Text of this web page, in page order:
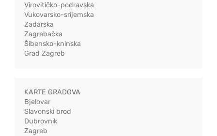
Virovitičko-podravska
Vukovarsko-srijemska
Zadarska
Zagrebačka
Šibensko-kninska
Grad Zagreb
KARTE GRADOVA
Bjelovar
Slavonski brod
Dubrovnik
Zagreb